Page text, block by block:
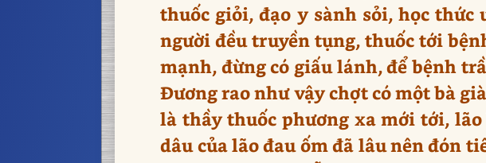
thuốc giỏi, đạo y sành sỏi, học
người đều truyền tụng, thuốc tới
mạnh, đừng có giấu lánh, để bệnh
Đương rao như vậy chợt có một bà
là thầy thuốc phương xa mới tới, lão
dâu của lão đau ốm đã lâu nên đón